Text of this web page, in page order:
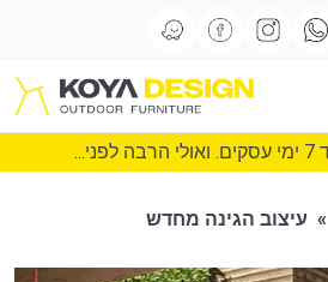
» עיצוב הגינה מחדש